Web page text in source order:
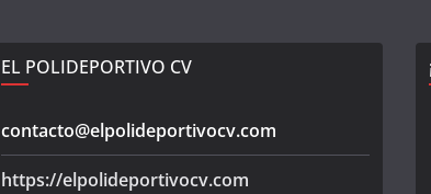
EL POLIDEPORTIVO CV
contacto@elpolideportivocv.com
https://elpolideportivocv.com